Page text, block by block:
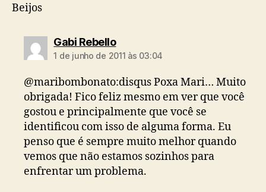
Beijos
Gabi Rebellodiz:
1 de junho de 2011 às 03:04
@maribombonato:disqus Poxa Mari… Muito
obrigada! Fico feliz mesmo em ver que você
gostou e principalmente que você se
identificou com isso de alguma forma. Eu
penso que é sempre muito melhor quando
vemos que não estamos sozinhos para
enfrentar um problema.